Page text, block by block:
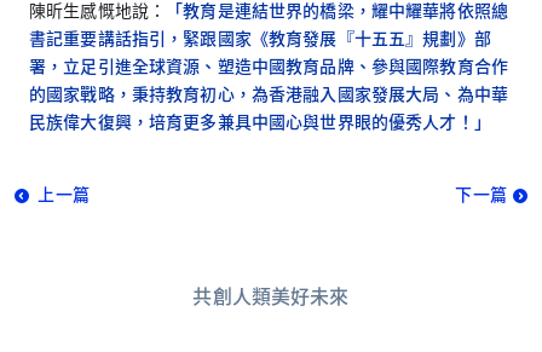
陳昕生感慨地說：
「教育是連結世界的橋梁，耀中耀華將依照總
書記重要講話指引，緊跟國家《教育發展『十五五』規劃》部
署，立足引進全球資源、塑造中國教育品牌、參與國際教育合作
的國家戰略，秉持教育初心，為香港融入國家發展大局、為中華
民族偉大復興，培育更多兼具中國心與世界眼的優秀人才！」
上一篇 下一篇
共創人類美好未來